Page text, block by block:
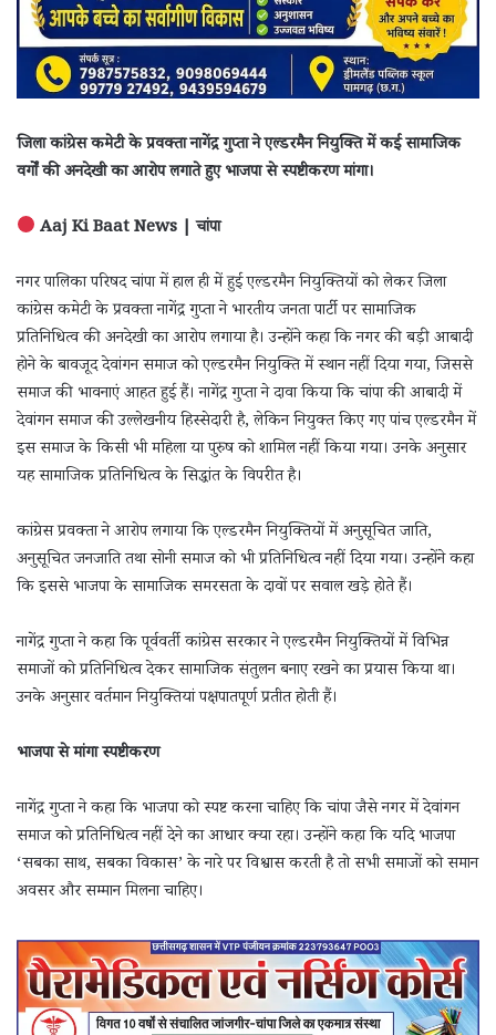
जिला कांग्रेस कमेटी के प्रवक्ता नागेंद्र गुप्ता ने एल्डरमैन नियुक्ति में कई सामाजिक
वर्गों की अनदेखी का आरोप लगाते हुए भाजपा से स्पष्टीकरण मांगा।
Aaj Ki Baat News | चांपा
नगर पालिका परिषद चांपा में हाल ही में हुई एल्डरमैन नियुक्तियों को लेकर जिला
कांग्रेस कमेटी के प्रवक्ता नागेंद्र गुप्ता ने भारतीय जनता पार्टी पर सामाजिक
प्रतिनिधित्व की अनदेखी का आरोप लगाया है। उन्होंने कहा कि नगर की बड़ी आबादी
होने के बावजूद देवांगन समाज को एल्डरमैन नियुक्ति में स्थान नहीं दिया गया, जिससे
समाज की भावनाएं आहत हुई हैं। नागेंद्र गुप्ता ने दावा किया कि चांपा की आबादी में
देवांगन समाज की उल्लेखनीय हिस्सेदारी है, लेकिन नियुक्त किए गए पांच एल्डरमैन में
इस समाज के किसी भी महिला या पुरुष को शामिल नहीं किया गया। उनके अनुसार
यह सामाजिक प्रतिनिधित्व के सिद्धांत के विपरीत है।
कांग्रेस प्रवक्ता ने आरोप लगाया कि एल्डरमैन नियुक्तियों में अनुसूचित जाति,
अनुसूचित जनजाति तथा सोनी समाज को भी प्रतिनिधित्व नहीं दिया गया। उन्होंने कहा
कि इससे भाजपा के सामाजिक समरसता के दावों पर सवाल खड़े होते हैं।
नागेंद्र गुप्ता ने कहा कि पूर्ववर्ती कांग्रेस सरकार ने एल्डरमैन नियुक्तियों में विभिन्न
समाजों को प्रतिनिधित्व देकर सामाजिक संतुलन बनाए रखने का प्रयास किया था।
उनके अनुसार वर्तमान नियुक्तियां पक्षपातपूर्ण प्रतीत होती हैं।
भाजपा से मांगा स्पष्टीकरण
नागेंद्र गुप्ता ने कहा कि भाजपा को स्पष्ट करना चाहिए कि चांपा जैसे नगर में देवांगन
समाज को प्रतिनिधित्व नहीं देने का आधार क्या रहा। उन्होंने कहा कि यदि भाजपा
‘सबका साथ, सबका विकास’ के नारे पर विश्वास करती है तो सभी समाजों को समान
अवसर और सम्मान मिलना चाहिए।